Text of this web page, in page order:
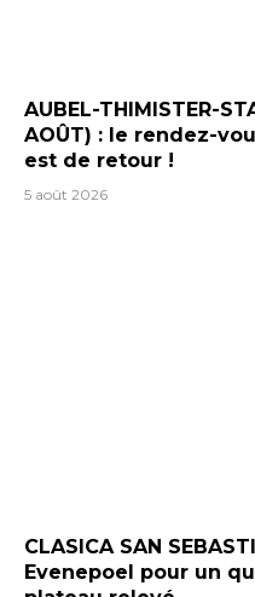
AUBEL-THIMISTER-
AOÛT) : le rendez-
est de retour !
5 août 2026
CLASICA SAN
Evenepoel pour un